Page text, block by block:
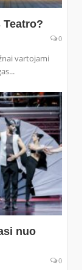
0
vartojami
nuo
0